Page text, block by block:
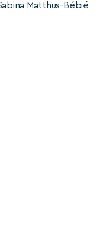
Matthus-Bébié